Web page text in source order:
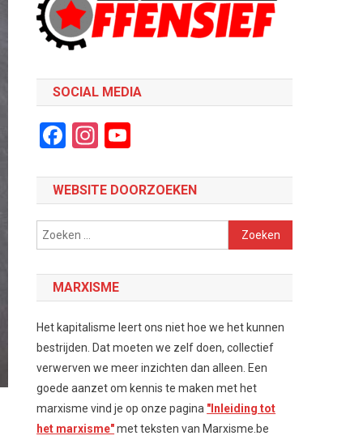
SOCIAL MEDIA
Facebook
Instagram
WEBSITE DOORZOEKEN
Zoeken
naar:
MARXISME
Het kapitalisme leert ons niet hoe we het kunnen
bestrijden. Dat moeten we zelf doen, collectief
verwerven we meer inzichten dan alleen. Een
goede aanzet om kennis te maken met het
marxisme vind je op onze pagina "Inleiding tot
het marxisme"met teksten van Marxisme.be